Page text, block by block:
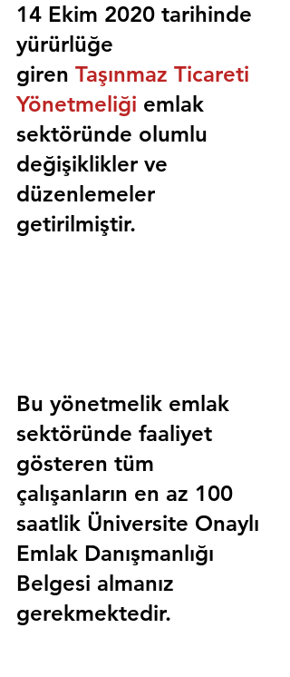
14 Ekim 2020 tarihinde
yürürlüğe
giren Taşınmaz Ticareti
Yönetmeliği emlak
sektöründe olumlu
değişiklikler ve
düzenlemeler
getirilmiştir.
Bu yönetmelik emlak
sektöründe faaliyet
gösteren tüm
çalışanların en az 100
saatlik Üniversite Onaylı
Emlak Danışmanlığı
Belgesi almanız
gerekmektedir.